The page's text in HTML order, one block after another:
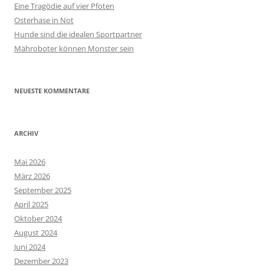
Eine Tragödie auf vier Pfoten
Osterhase in Not
Hunde sind die idealen Sportpartner
Mähroboter können Monster sein
NEUESTE KOMMENTARE
ARCHIV
Mai 2026
März 2026
September 2025
April 2025
Oktober 2024
August 2024
Juni 2024
Dezember 2023